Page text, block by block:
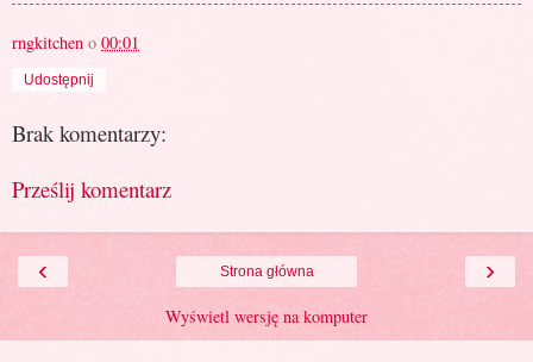
rngkitchen o 00:01
Udostępnij
Brak komentarzy:
Prześlij komentarz
‹ ›
Strona główna
Wyświetl wersję na komputer